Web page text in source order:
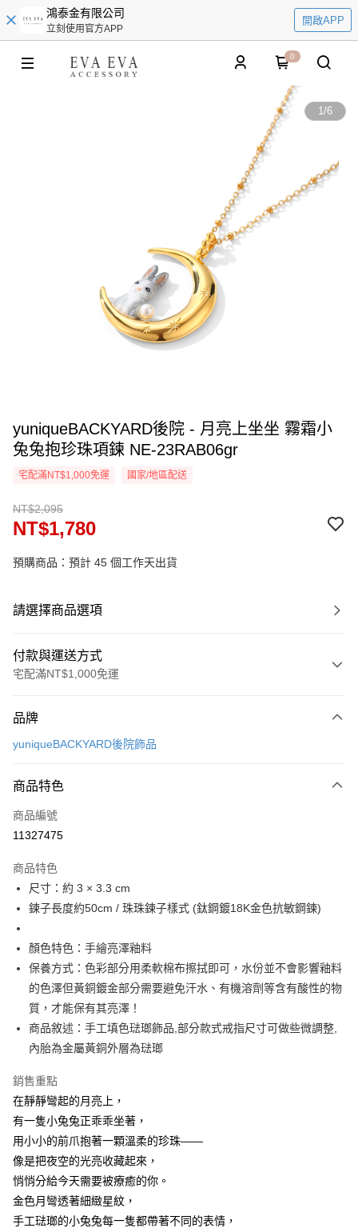
鴻泰金有限公司
立刻使用官方APP
開啟APP
0
1/6
yuniqueBACKYARD後院 - 月亮上坐坐 霧霜小
兔兔抱珍珠項鍊 NE-23RAB06gr
宅配滿NT$1,000免運 國家/地區配送
NT$2,095
NT$1,780
預購商品：預計 45 個工作天出貨
請選擇商品選項
付款與運送方式
宅配滿NT$1,000免運
信用卡一次付款
3 期 0 利率 每期
合作金庫商業銀行
上海商業儲蓄銀行
臺灣中小企業銀行
匯豐（台灣）商業銀行
聯邦商業銀行
遠東國際商業銀行
玉山商業銀行
台灣樂天信用卡公司
合作金庫商業銀行
上海商業儲蓄銀行
國泰世華商業銀行
匯豐（台灣）商業銀行
華泰商業銀行
元大商業銀行
玉山商業銀行
星展（台灣）商業銀行
台新國際商業銀行
中國信託商業銀行
LINE Pay
Apple Pay
悠遊付
Google Pay
全盈+PAY
ATM付款
運送方式
付款後全家取貨
付款後萊爾富取貨
每筆NT$60
每筆NT$60
宅配
每筆NT$60，滿NT$1,000(含以上)免運費
品牌
yuniqueBACKYARD後院飾品
商品特色
商品編號
11327475
商品特色
尺寸：約 3 × 3.3 cm
鍊子長度約50cm / 珠珠鍊子樣式 (鈦鋼鍍18K金色抗敏鋼鍊)
顏色特色：手繪亮澤釉料
保養方式：色彩部分用柔軟棉布擦拭即可，水份並不會影響釉料
的色澤但黃銅鍍金部分需要避免汗水、有機溶劑等含有酸性的物
質，才能保有其亮澤！
商品敘述：手工填色琺瑯飾品,部分款式戒指尺寸可做些微調整,
內胎為金屬黃銅外層為琺瑯
銷售重點
在靜靜彎起的月亮上，
有一隻小兔兔正乖乖坐著，
用小小的前爪抱著一顆溫柔的珍珠——
像是把夜空的光亮收藏起來，
悄悄分給今天需要被療癒的你。
金色月彎透著細緻星紋，
手工琺瑯的小兔兔每一隻都帶著不同的表情，